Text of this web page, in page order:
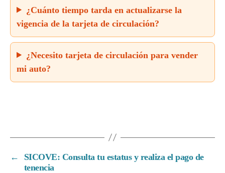
¿Cuánto tiempo tarda en actualizarse la
vigencia de la tarjeta de circulación?
¿Necesito tarjeta de circulación para vender
mi auto?
←
SICOVE: Consulta tu estatus y realiza el pago de
tenencia